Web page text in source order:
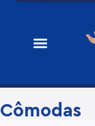
Cômodas